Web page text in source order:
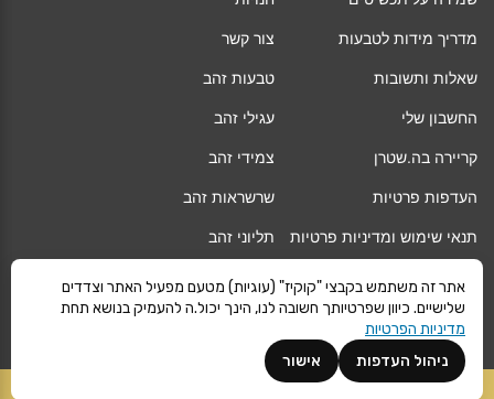
מדריך מידות לטבעות
שאלות ותשובות
החשבון שלי
קריירה בה.שטרן
העדפות פרטיות
תנאי שימוש ומדיניות פרטיות
החלפה/החזרה/ביטול עסקה
אחריות
משלוחים
צור קשר
טבעות זהב
עגילי זהב
צמידי זהב
שרשראות זהב
תליוני זהב
גיפט קארד
מגזין
Vogue
קרא עוד
אתר זה משתמש בקבצי "קוקיז" (עוגיות) מטעם מפעיל האתר וצדדים
שלישיים. כיוון שפרטיותך חשובה לנו, הינך יכול.ה להעמיק בנושא תחת
מדיניות הפרטיות
אישור
ניהול העדפות